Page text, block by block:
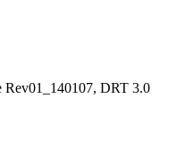
Rev01_140107, DRT 3.0